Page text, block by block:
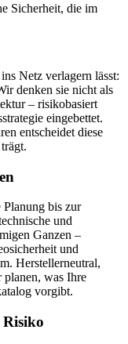
Sicherheit, die im
Netz verlagern lässt:
denken sie nicht als
– risikobasiert
eingebettet.
entscheidet diese
Planung bis zur
und
Ganzen –
und
Herstellerneutral,
planen, was Ihre
vorgibt.
Risiko